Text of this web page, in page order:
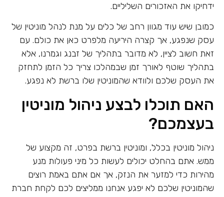
ידחיקו את האזכורים השליליים.
כמובן שיש עוד מגוון רחב של כלים על מנת לנהל מוניטין של
עסק שנפגע, אך קצרה היריעה מלפרט כאן את כולם. עם
זאת חשוב לציין, לא מדובר בתהליך של זבנג וגמרנו, אלא
בתהליך שוטף לאורך זמן שבמהלכו צריך כל הזמן לתחזק
את העסק שלכם ולוודא שהמוניטין שלו ברשת לא נפגע.
האם תוכלו לבצע ניהול מוניטין
בעצמכם?
ניהול מוניטין בכלל, ומוניטין ברשת בפרט, זה מקצוע של
ממש. אתם בהחלט יכולים לעשות כל מיני פעולות מנע
מהירות כדי למזער את הנזק, אך אם אתם באמת רוצים
שהמוניטין שלכם לא יפגע אנחנו ממליצים לכם לקחת חברת